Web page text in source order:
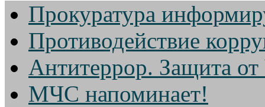
Прокуратура
Противодействие
Антитеррор. Защита
МЧС напоминает!